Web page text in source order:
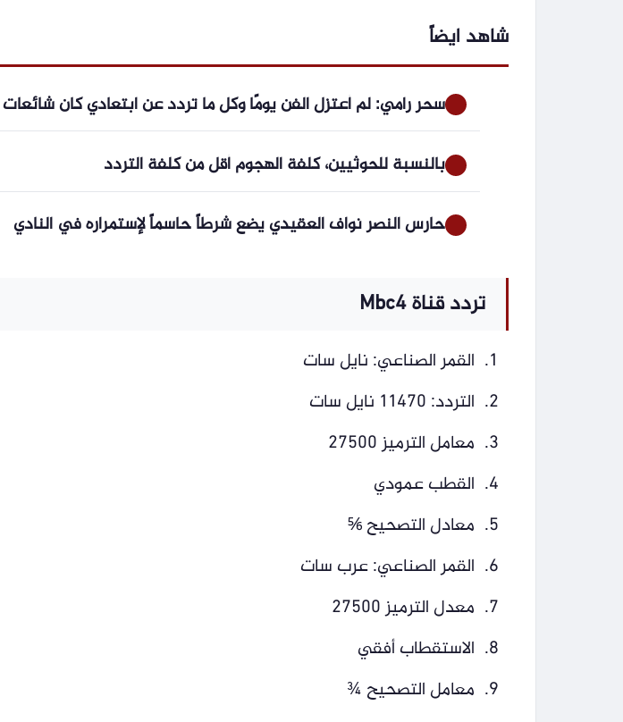
شاهد ايضاً
سحر رامي: لم أعتزل الفن يومًا وكل ما تردد عن ابتعادي كان شائعات
بالنسبة للحوثيين، كلفة الهجوم أقل من كلفة التردد
حارس النصر نواف العقيدي يضع شرطاً حاسماً لإستمراره في النادي
تردد قناة Mbc4
القمر الصناعي: نايل سات
التردد: 11470 نايل سات
معامل الترميز 27500
القطب عمودي
معادل التصحيح ⅚
القمر الصناعي: عرب سات
معدل الترميز 27500
الاستقطاب أفقي
معامل التصحيح ¾